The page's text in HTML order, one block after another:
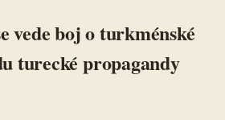
vede boj o turkménské
turecké propagandy